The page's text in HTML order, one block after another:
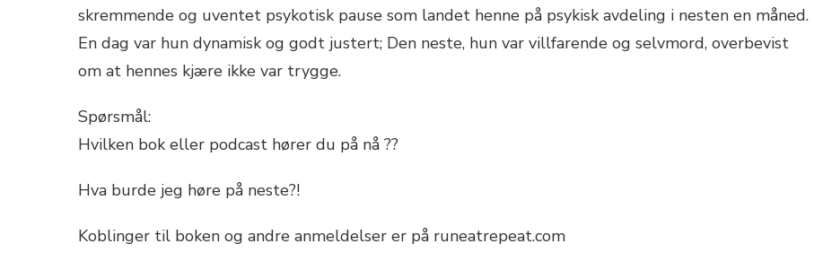
skremmende og uventet psykotisk pause som landet henne på psykisk avdeling i nesten en måned.
En dag var hun dynamisk og godt justert; Den neste, hun var villfarende og selvmord, overbevist
om at hennes kjære ikke var trygge.
Spørsmål:
Hvilken bok eller podcast hører du på nå ??
Hva burde jeg høre på neste?!
Koblinger til boken og andre anmeldelser er på runeatrepeat.com